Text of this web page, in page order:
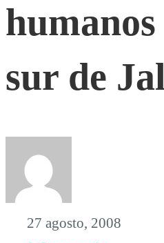
de
derechos
en
el
humanos
sur de
27 agosto, 2008